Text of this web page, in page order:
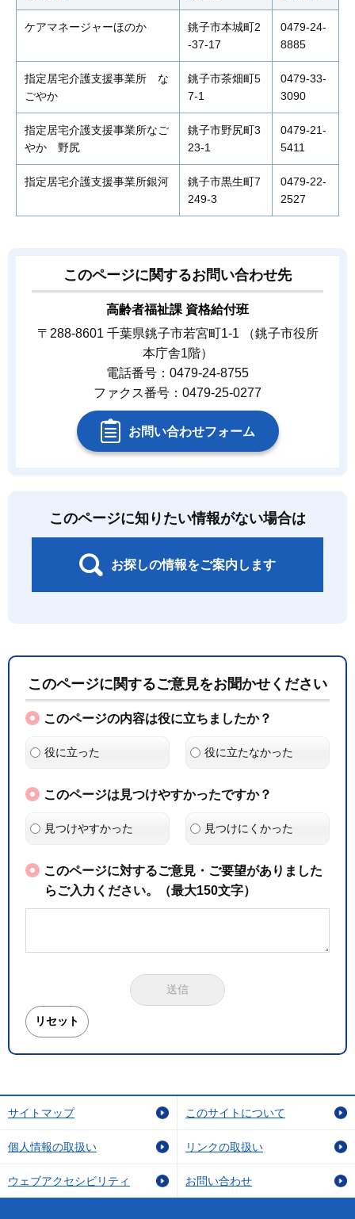
ケアマネージャーほのか
銚子市本城町2
-37-17
0479-24-
8885
指定居宅介護支援事業所 な
ごやか
銚子市茶畑町5
7-1
0479-33-
3090
指定居宅介護支援事業所なご
やか 野尻
銚子市野尻町3
23-1
0479-21-
5411
指定居宅介護支援事業所銀河
銚子市黒生町7
249-3
0479-22-
2527
このページに関するお問い合わせ先
高齢者福祉課 資格給付班
〒288-8601 千葉県銚子市若宮町1-1 （銚子市役所
本庁舎1階）
電話番号：0479-24-8755
ファクス番号：0479-25-0277
お問い合わせフォーム
このページに知りたい情報がない場合は
お探しの情報をご案内します
このページに関するご意見をお聞かせください
このページの内容は役に立ちましたか？
役に立った 役に立たなかった
このページは見つけやすかったですか？
見つけやすかった 見つけにくかった
このページに対するご意見・ご要望がありました
らご入力ください。（最大150文字）
サイトマップ このサイトについて
個人情報の取扱い リンクの取扱い
ウェブアクセシビリティ お問い合わせ